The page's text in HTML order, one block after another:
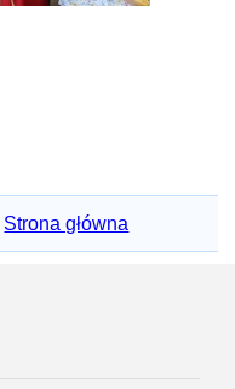
Strona główna